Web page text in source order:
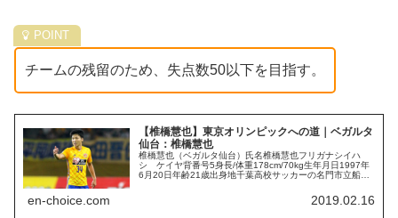
チームの残留のため、失点数50以下を目指す。
【椎橋慧也】東京オリンピックへの道｜ベガルタ
仙台：椎橋慧也
椎橋慧也（ベガルタ仙台）氏名椎橋慧也フリガナシイハ
シ ケイヤ背番号5身長/体重178cm/70kg生年月日1997年
6月20日年齢21歳出身地千葉高校サッカーの名門市立船橋
en-choice.com 2019.02.16